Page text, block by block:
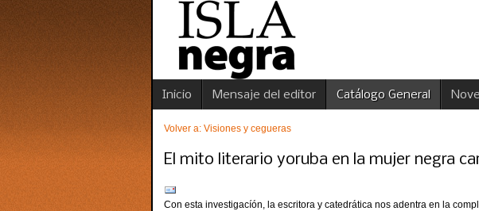
Inicio Mensaje del editor Catálogo General
Volver a: Visiones y cegueras
El mito literario yoruba en la mujer negra
Con esta investigacíón, la escritora y catedrática nos adentra en la